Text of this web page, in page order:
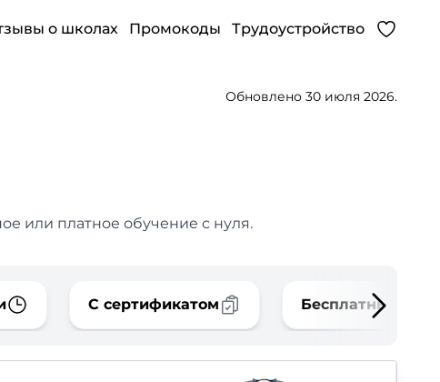
о школах Промокоды Трудоустройство
Обновлено 30 июля 2026.
или платное обучение с нуля.
С сертификатом Бесплатные